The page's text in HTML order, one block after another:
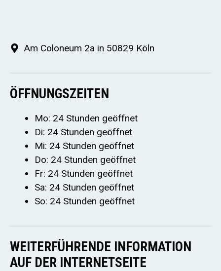
Am Coloneum 2a in 50829 Köln
ÖFFNUNGSZEITEN
Mo: 24 Stunden geöffnet
Di: 24 Stunden geöffnet
Mi: 24 Stunden geöffnet
Do: 24 Stunden geöffnet
Fr: 24 Stunden geöffnet
Sa: 24 Stunden geöffnet
So: 24 Stunden geöffnet
WEITERFÜHRENDE INFORMATION
AUF DER INTERNETSEITE